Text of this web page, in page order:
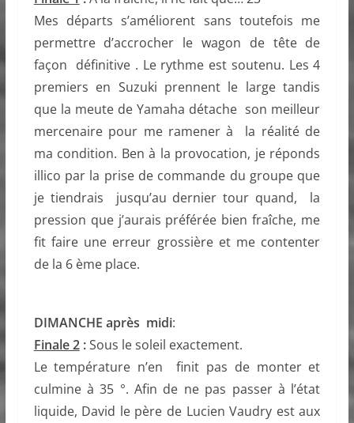
Mes départs s’améliorent sans toutefois me
permettre d’accrocher le wagon de tête de
façon définitive . Le rythme est soutenu. Les 4
premiers en Suzuki prennent le large tandis
que la meute de Yamaha détache son meilleur
mercenaire pour me ramener à la réalité de
ma condition. Ben à la provocation, je réponds
illico par la prise de commande du groupe que
je tiendrais jusqu’au dernier tour quand, la
pression que j’aurais préférée bien fraîche, me
fit faire une erreur grossière et me contenter
de la 6 ème place.
DIMANCHE après midi:
Finale 2:Sous le soleil exactement.
Le température n’en finit pas de monter et
culmine à 35 °. Afin de ne pas passer à l’état
liquide, David le père de Lucien Vaudry est aux